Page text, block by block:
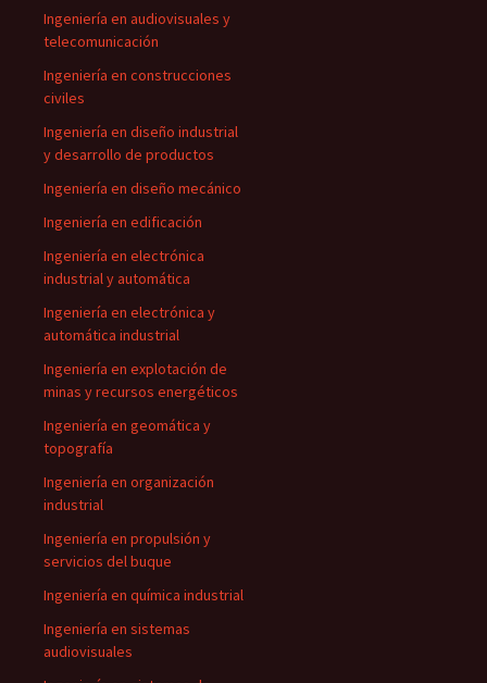
Ingeniería en audiovisuales y
telecomunicación
Ingeniería en construcciones
civiles
Ingeniería en diseño industrial
y desarrollo de productos
Ingeniería en diseño mecánico
Ingeniería en edificación
Ingeniería en electrónica
industrial y automática
Ingeniería en electrónica y
automática industrial
Ingeniería en explotación de
minas y recursos energéticos
Ingeniería en geomática y
topografía
Ingeniería en organización
industrial
Ingeniería en propulsión y
servicios del buque
Ingeniería en química industrial
Ingeniería en sistemas
audiovisuales